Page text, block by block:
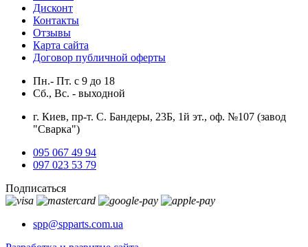
Дисконт
Контакты
Отзывы
Карта сайта
Договор публичной оферты
Пн.- Пт. с 9 до 18
Сб., Вс. - выходной
г. Киев, пр-т. С. Бандеры, 23Б, 1й эт., оф. №107 (завод
"Сварка")
095 067 49 94
097 023 53 79
Подписаться
spp@spparts.com.ua